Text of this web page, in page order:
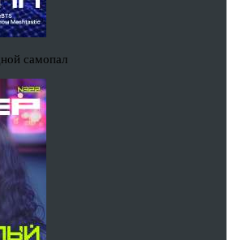
самопал